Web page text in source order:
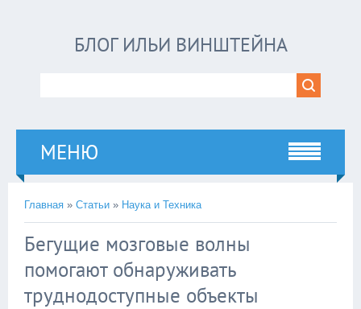
БЛОГ ИЛЬИ ВИНШТЕЙНА
МЕНЮ
Главная » Статьи » Наука и Техника
Бегущие мозговые волны
помогают обнаруживать
труднодоступные объекты